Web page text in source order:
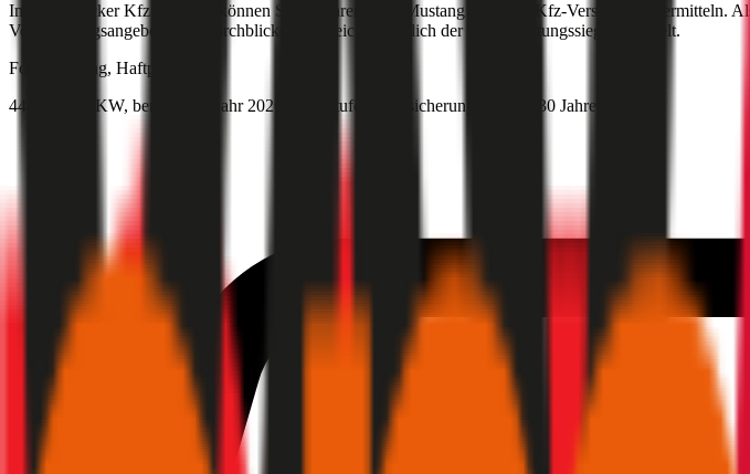
Im durchblicker Kfz-Rechner können Sie für Ihren Mustang die beste Kfz-Versicherung ermitteln.
Versicherungsangeboten im durchblicker Vergleich zusätzlich der Preis-Leistungssieger ermittelt.
Ford
Mustang, Haftpflicht
446 PS/328 KW, benzin, Baujahr 2026,
BM-Stufe , Versicherungsnehmer 30 Jahre